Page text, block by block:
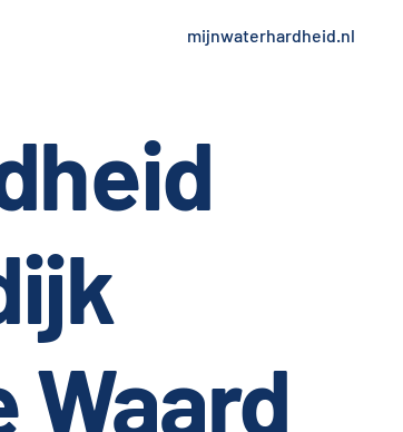
mijnwaterhardheid.nl
Waard